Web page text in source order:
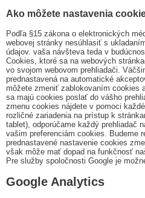
Ako môžete nastavenia
Podľa §15 zákona o elektronických
webovej stránky nesúhlasiť s
údajov. vaša návšteva teda v
Cookies, ktoré sa na webových
vo svojom webovom prehliadači.
prednastavená na automatické
môžete zmeniť zablokovaním cookies
sa majú cookies poslať do vášho
zmenu cookies nájdete v pomoci
rozličné zariadenia na prístup k
tablet), odporúčame každý prehliadač
vašim preferenciám cookies. Budeme
prednastavené nastavenie cookies
však môže mať dopad na funkčnosť
Pre služby spoločnosti Google je
Google Analytics